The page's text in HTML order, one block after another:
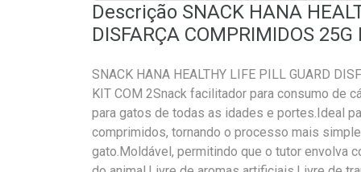
Descrição SNACK HANA
DISFARÇA COMPRIMIDOS
SNACK HANA HEALTHY LIFE PILL GUARD
KIT COM 2Snack facilitador para consumo de
para gatos de todas as idades e portes.Ideal
comprimidos, tornando o processo mais
gato.Moldável, permitindo que o tutor envolva